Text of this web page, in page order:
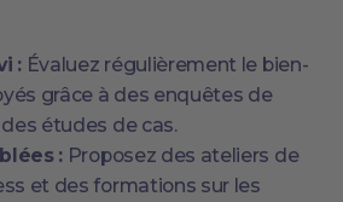
: Évaluez régulièrement le bien-
grâce à des enquêtes de
études de cas.
: Proposez des ateliers de
et des formations sur les